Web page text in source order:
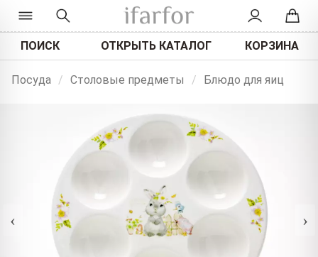
ПОИСК ОТКРЫТЬ КАТАЛОГ КОРЗИНА
Посуда / Столовые предметы / Блюдо для яиц
‹ ›